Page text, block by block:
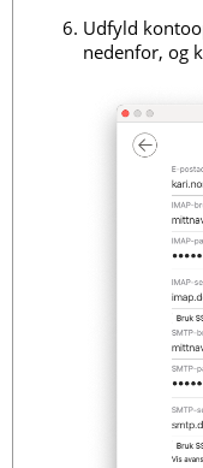
Udfyld
nedenfor, og